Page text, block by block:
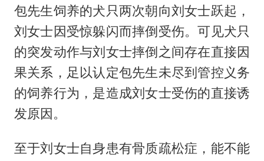
包先生饲养的犬只两次朝向刘女士跃起，
刘女士因受惊躲闪而摔倒受伤。可见犬只
的突发动作与刘女士摔倒之间存在直接因
果关系，足以认定包先生未尽到管控义务
的饲养行为，是造成刘女士受伤的直接诱
发原因。
至于刘女士自身患有骨质疏松症，能不能